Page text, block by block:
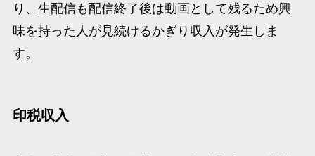
り、生配信も配信終了後は動画として残るため興
味を持った人が見続けるかぎり収入が発生しま
す。
印税収入